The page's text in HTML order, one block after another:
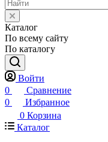
Каталог
По всему сайту
По каталогу
Войти
0
Сравнение
0
Избранное
0 Корзина
Каталог